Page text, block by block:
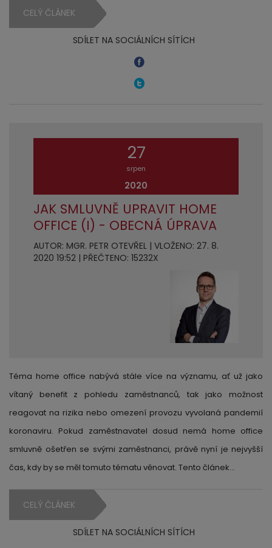
CELÝ ČLÁNEK
SDÍLET NA SOCIÁLNÍCH SÍTÍCH
27
srpen
2020
JAK SMLUVNĚ UPRAVIT HOME
OFFICE (I) - OBECNÁ ÚPRAVA
AUTOR: MGR. PETR OTEVŘEL | VLOŽENO: 27. 8.
2020 19:52 | PŘEČTENO: 15232X
Téma home office nabývá stále více na významu, ať už jako
vítaný benefit z pohledu zaměstnanců, tak jako možnost
reagovat na rizika nebo omezení provozu vyvolaná pandemií
koronaviru. Pokud zaměstnavatel dosud nemá home office
smluvně ošetřen se svými zaměstnanci, právě nyní je nejvyšší
čas, kdy by se měl tomuto tématu věnovat. Tento článek…
CELÝ ČLÁNEK
SDÍLET NA SOCIÁLNÍCH SÍTÍCH